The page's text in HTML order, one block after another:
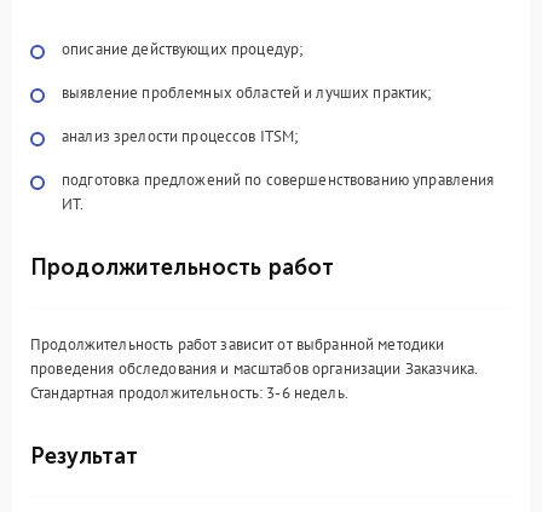
описание действующих процедур;
выявление проблемных областей и лучших практик;
анализ зрелости процессов ITSM;
подготовка предложений по совершенствованию управления
ИТ.
Продолжительность работ
Продолжительность работ зависит от выбранной методики
проведения обследования и масштабов организации Заказчика.
Стандартная продолжительность: 3-6 недель.
Результат